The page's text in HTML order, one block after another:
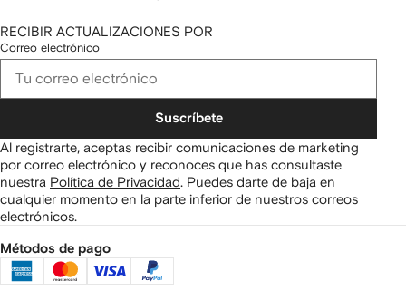
RECIBIR ACTUALIZACIONES POR
Correo electrónico
Suscríbete
Al registrarte, aceptas recibir comunicaciones de marketing
por correo electrónico y reconoces que has consultaste
nuestra Política de Privacidad Puedes darte de baja en
cualquier momento en la parte inferior de nuestros correos
electrónicos.
Métodos de pago